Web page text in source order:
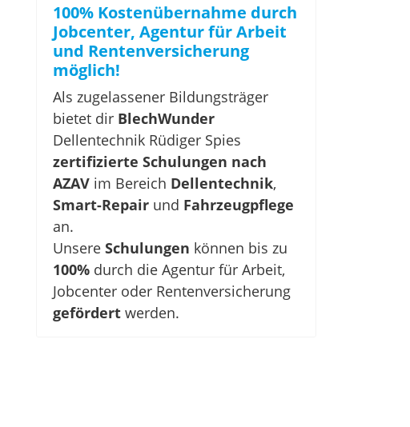
100% Kostenübernahme durch
Jobcenter, Agentur für Arbeit
und Rentenversicherung
möglich!
Als zugelassener Bildungsträger
bietet dir BlechWunder
Dellentechnik Rüdiger Spies
zertifizierte Schulungen nach
AZAV im Bereich Dellentechnik,
Smart-Repair und Fahrzeugpflege
an.
Unsere Schulungen können bis zu
100% durch die Agentur für Arbeit,
Jobcenter oder Rentenversicherung
gefördert werden.